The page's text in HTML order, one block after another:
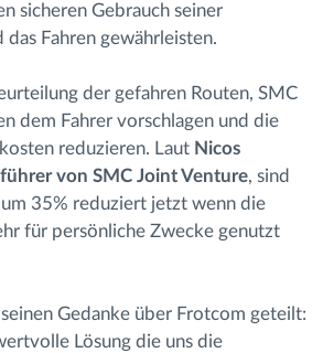
sicheren Gebrauch seiner
das Fahren gewährleisten.
der gefahren Routen, SMC
dem Fahrer vorschlagen und die
reduzieren. Laut Nicos
von SMC Joint Venture, sind
35% reduziert jetzt wenn die
für persönliche Zwecke genutzt
seinen Gedanke über Frotcom geteilt:
Lösung die uns die